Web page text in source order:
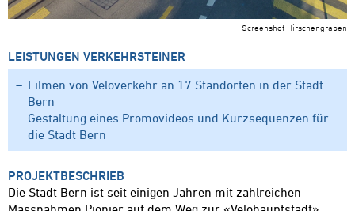
Screenshot Hirschengraben
LEISTUNGEN VERKEHRSTEINER
Filmen von Veloverkehr an 17 Standorten in der Stadt
Bern
Gestaltung eines Promovideos und Kurzsequenzen für
die Stadt Bern
PROJEKTBESCHRIEB
Die Stadt Bern ist seit einigen Jahren mit zahlreichen